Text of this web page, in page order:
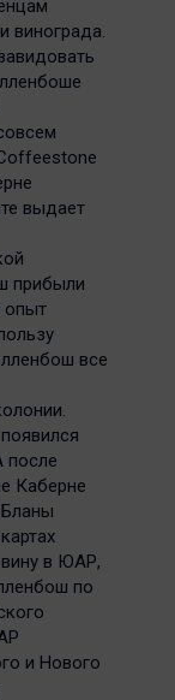
винограда.
выдает
прибыли
опыт
все
после
Каберне
в ЮАР,
по
и Нового